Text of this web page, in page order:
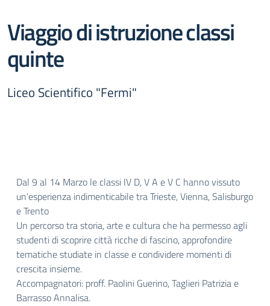
Viaggio di istruzione classi
quinte
Liceo Scientifico "Fermi"
Dal 9 al 14 Marzo le classi IV D, V A e V C hanno vissuto
un’esperienza indimenticabile tra Trieste, Vienna, Salisburgo
e Trento
Un percorso tra storia, arte e cultura che ha permesso agli
studenti di scoprire città ricche di fascino, approfondire
tematiche studiate in classe e condividere momenti di
crescita insieme.
Accompagnatori: proff. Paolini Guerino, Taglieri Patrizia e
Barrasso Annalisa.